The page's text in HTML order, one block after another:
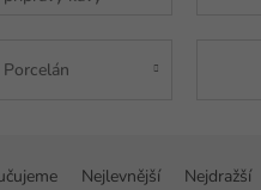
Porcelán
Nejlevnější Nejdražší